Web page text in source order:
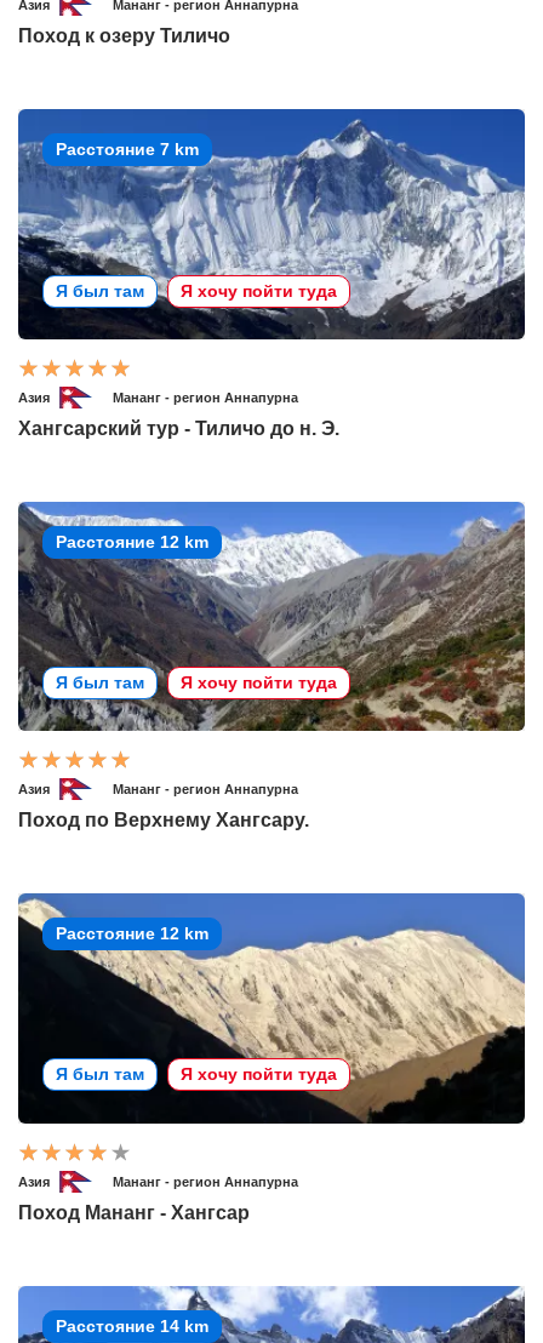
Азия Мананг - регион Аннапурна
Поход к озеру Тиличо
Расстояние 7 km
Я был там Я хочу пойти туда
Азия Мананг - регион Аннапурна
Хангсарский тур - Тиличо до н. Э.
Расстояние 12 km
Я был там Я хочу пойти туда
Азия Мананг - регион Аннапурна
Поход по Верхнему Хангсару.
Расстояние 12 km
Я был там Я хочу пойти туда
Азия Мананг - регион Аннапурна
Поход Мананг - Хангсар
Расстояние 14 km